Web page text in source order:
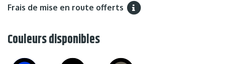
Frais de mise en route offerts
Couleurs disponibles